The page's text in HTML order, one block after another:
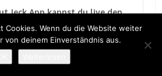
Jeck App kannst du live den
hast alle
auf deinem Smartphone.
Cookies. Wenn du die Website weiter
von deinem Einverständnis aus.